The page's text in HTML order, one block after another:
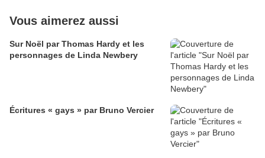
Vous aimerez aussi
Sur Noël par Thomas Hardy et les
personnages de Linda Newbery
Écritures « gays » par Bruno Vercier